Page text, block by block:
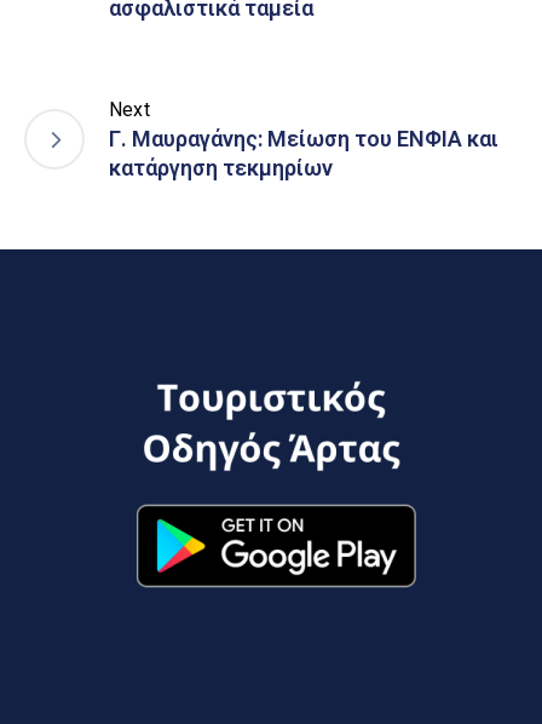
ασφαλιστικά ταμεία
Next
Γ. Μαυραγάνης: Μείωση του ΕΝΦΙΑ και
κατάργηση τεκμηρίων